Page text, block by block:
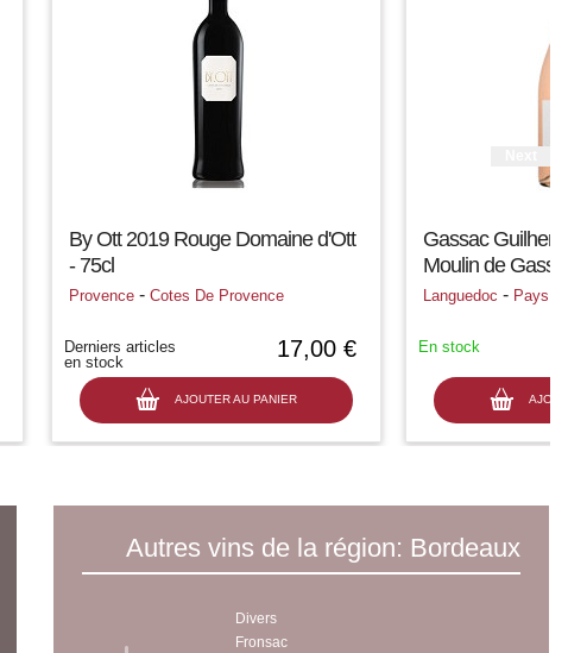
By Ott 2019 Rouge Domaine d'Ott
- 75cl
Provence - Cotes De Provence
17,00 €
AJOUTER AU PANIER
Derniers articles
en stock
Gassac
Moulin de
Languedoc - Pays
En stock
Autres vins de la région: Bordeaux
Divers
Fronsac